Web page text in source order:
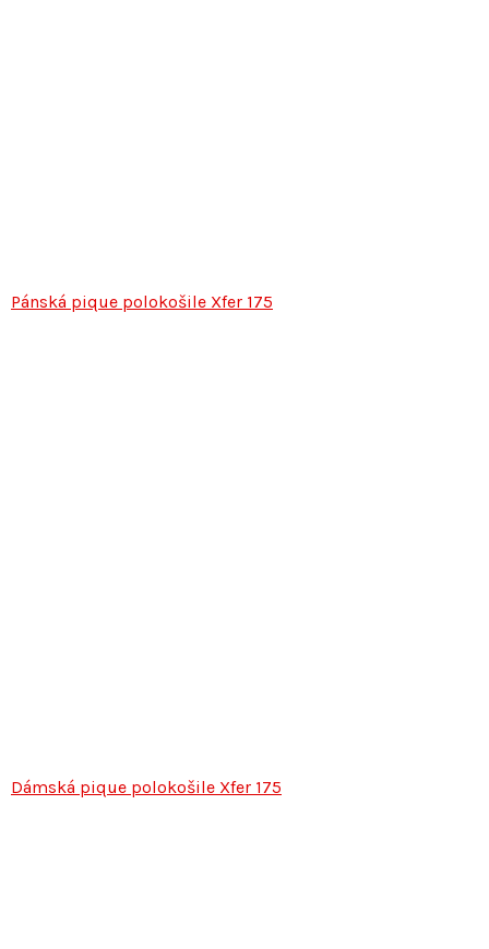
Pánská pique polokošile Xfer 175
Dámská pique polokošile Xfer 175